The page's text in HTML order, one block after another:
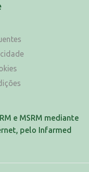
e MSRM mediante
pelo Infarmed